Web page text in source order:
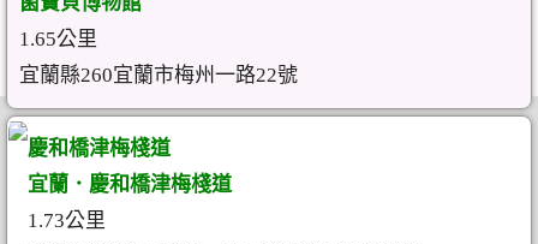
1.65公里
宜蘭縣260宜蘭市梅州一路22號
慶和橋津梅棧道
宜蘭．慶和橋津梅棧道
1.73公里